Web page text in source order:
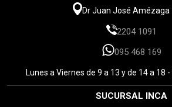
Dr Juan José Amézaga
2204 1091
095 468 169
Lunes a Viernes de 9 a 13 y de 14 a 18
SUCURSAL INCA